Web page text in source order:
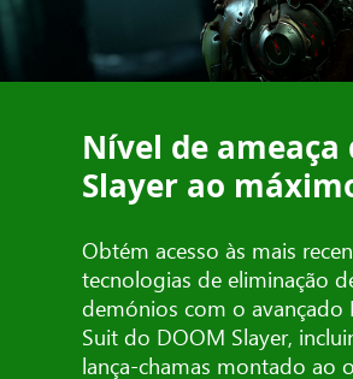
Nível de ameaça
Slayer ao
Obtém acesso às mais
tecnologias de eliminação
demónios com o avançado
Suit do DOOM Slayer,
lança-chamas montado ao